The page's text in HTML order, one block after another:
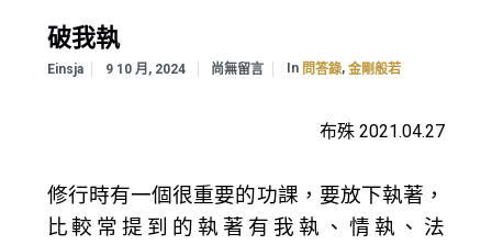
破我執
Einsja 9 10 月, 2024 尚無留言 In 問答錄, 金剛般若
布殊 2021.04.27
修行時有一個很重要的功課，要放下執著，
比較常提到的執著有我執、情執、法